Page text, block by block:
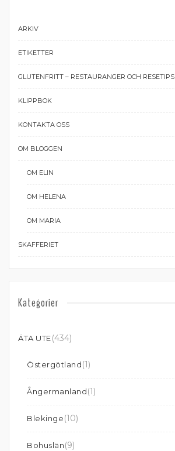
ARKIV
ETIKETTER
GLUTENFRITT – RESTAURANGER OCH RESETIPS
KLIPPBOK
KONTAKTA OSS
OM BLOGGEN
OM ELIN
OM HELENA
OM MARIA
SKAFFERIET
Kategorier
ÄTA UTE(434)
Östergötland(1)
Ångermanland(1)
Blekinge(10)
Bohuslän(9)